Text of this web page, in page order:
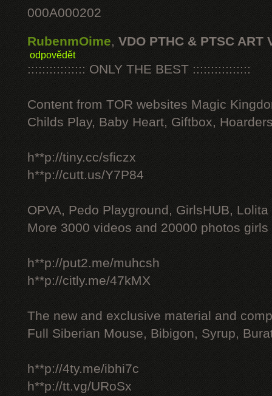
000A000202
RubenmOime, VDO PTHC & PTSC ART
odpovědět
:::::::::::::::: ONLY THE BEST ::::::::::::::::
Content from TOR websites Magic
Childs Play, Baby Heart, Giftbox,
h**p://tiny.cc/sficzx
h**p://cutt.us/Y7P84
OPVA, Pedo Playground, GirlsHUB, Lolita
More 3000 videos and 20000 photos
h**p://put2.me/muhcsh
h**p://citly.me/47kMX
The new and exclusive material and
Full Siberian Mouse, Bibigon, Syrup,
h**p://4ty.me/ibhi7c
h**p://tt.vg/URoSx